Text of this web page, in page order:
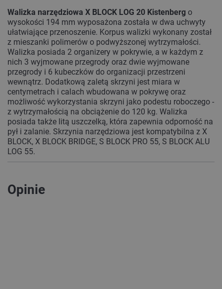
Walizka narzędziowa X BLOCK LOG 20 Kistenberg o
wysokości 194 mm wyposażona została w dwa uchwyty
ułatwiające przenoszenie. Korpus walizki wykonany został
z mieszanki polimerów o podwyższonej wytrzymałości.
Walizka posiada 2 organizery w pokrywie, a w każdym z
nich 3 wyjmowane przegrody oraz dwie wyjmowane
przegrody i 6 kubeczków do organizacji przestrzeni
wewnątrz. Dodatkową zaletą skrzyni jest miara w
centymetrach i calach wbudowana w pokrywę oraz
możliwość wykorzystania skrzyni jako podestu roboczego -
z wytrzymałością na obciążenie do 120 kg. Walizka
posiada także litą uszczelką, która zapewnia odporność na
pył i zalanie. Skrzynia narzędziowa jest kompatybilna z X
BLOCK, X BLOCK BRIDGE, S BLOCK PRO 55, S BLOCK ALU
LOG 55.
Opinie